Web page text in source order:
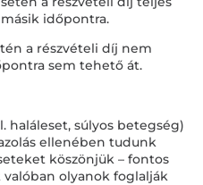
időpontra.
a részvételi díj nem
sem tehető át.
haláleset, súlyos betegség)
ellenében tudunk
köszönjük – fontos
olyanok foglalják